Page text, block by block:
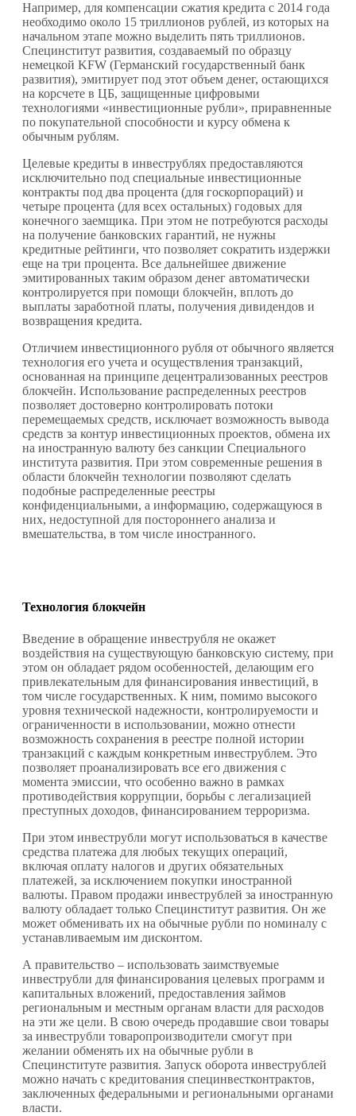
Например, для компенсации сжатия кредита с 2014 года
необходимо около 15 триллионов рублей, из которых на
начальном этапе можно выделить пять триллионов.
Специнститут развития, создаваемый по образцу
немецкой KFW (Германский государственный банк
развития), эмитирует под этот объем денег, остающихся
на корсчете в ЦБ, защищенные цифровыми
технологиями «инвестиционные рубли», приравненные
по покупательной способности и курсу обмена к
обычным рублям.
Целевые кредиты в инвеструблях предоставляются
исключительно под специальные инвестиционные
контракты под два процента (для госкорпораций) и
четыре процента (для всех остальных) годовых для
конечного заемщика. При этом не потребуются расходы
на получение банковских гарантий, не нужны
кредитные рейтинги, что позволяет сократить издержки
еще на три процента. Все дальнейшее движение
эмитированных таким образом денег автоматически
контролируется при помощи блокчейн, вплоть до
выплаты заработной платы, получения дивидендов и
возвращения кредита.
Отличием инвестиционного рубля от обычного является
технология его учета и осуществления транзакций,
основанная на принципе децентрализованных реестров
блокчейн. Использование распределенных реестров
позволяет достоверно контролировать потоки
перемещаемых средств, исключает возможность вывода
средств за контур инвестиционных проектов, обмена их
на иностранную валюту без санкции Специального
института развития. При этом современные решения в
области блокчейн технологии позволяют сделать
подобные распределенные реестры
конфиденциальными, а информацию, содержащуюся в
них, недоступной для постороннего анализа и
вмешательства, в том числе иностранного.
Технология блокчейн
Введение в обращение инвеструбля не окажет
воздействия на существующую банковскую систему, при
этом он обладает рядом особенностей, делающим его
привлекательным для финансирования инвестиций, в
том числе государственных. К ним, помимо высокого
уровня технической надежности, контролируемости и
ограниченности в использовании, можно отнести
возможность сохранения в реестре полной истории
транзакций с каждым конкретным инвеструблем. Это
позволяет проанализировать все его движения с
момента эмиссии, что особенно важно в рамках
противодействия коррупции, борьбы с легализацией
преступных доходов, финансированием терроризма.
При этом инвеструбли могут использоваться в качестве
средства платежа для любых текущих операций,
включая оплату налогов и других обязательных
платежей, за исключением покупки иностранной
валюты. Правом продажи инвеструблей за иностранную
валюту обладает только Специнститут развития. Он же
может обменивать их на обычные рубли по номиналу с
устанавливаемым им дисконтом.
А правительство – использовать заимствуемые
инвеструбли для финансирования целевых программ и
капитальных вложений, предоставления займов
региональным и местным органам власти для расходов
на эти же цели. В свою очередь продавшие свои товары
за инвеструбли товаропроизводители смогут при
желании обменять их на обычные рубли в
Специнституте развития. Запуск оборота инвеструблей
можно начать с кредитования специнвестконтрактов,
заключенных федеральными и региональными органами
власти.